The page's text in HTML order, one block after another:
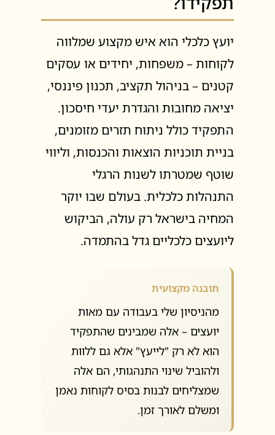
יועץ כלכלי הוא איש מקצוע שמלווה
לקוחות – משפחות, יחידים או עסקים
קטנים – בניהול תקציב, תכנון פיננסי,
יציאה מחובות והגדרת יעדי חיסכון.
התפקיד כולל ניתוח תזרים מזומנים,
בניית תוכניות הוצאות והכנסות, וליווי
שוטף שמטרתו לשנות הרגלי
התנהלות כלכלית. בעולם שבו יוקר
המחיה בישראל רק עולה, הביקוש
ליועצים כלכליים גדל בהתמדה.
תובנה מקצועית
מהניסיון שלי בעבודה עם מאות
יועצים – אלה שמבינים שהתפקיד
הוא לא רק "לייעץ" אלא גם ללוות
ולהוביל שינוי התנהגותי, הם אלה
שמצליחים לבנות בסיס לקוחות נאמן
ומשלם לאורך זמן.